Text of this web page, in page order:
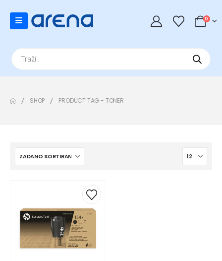
0
Products
search
SHOP PRODUCT TAG - TONER